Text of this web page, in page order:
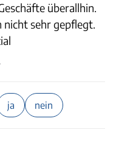
überallhin.
sehr gepflegt.
ja nein